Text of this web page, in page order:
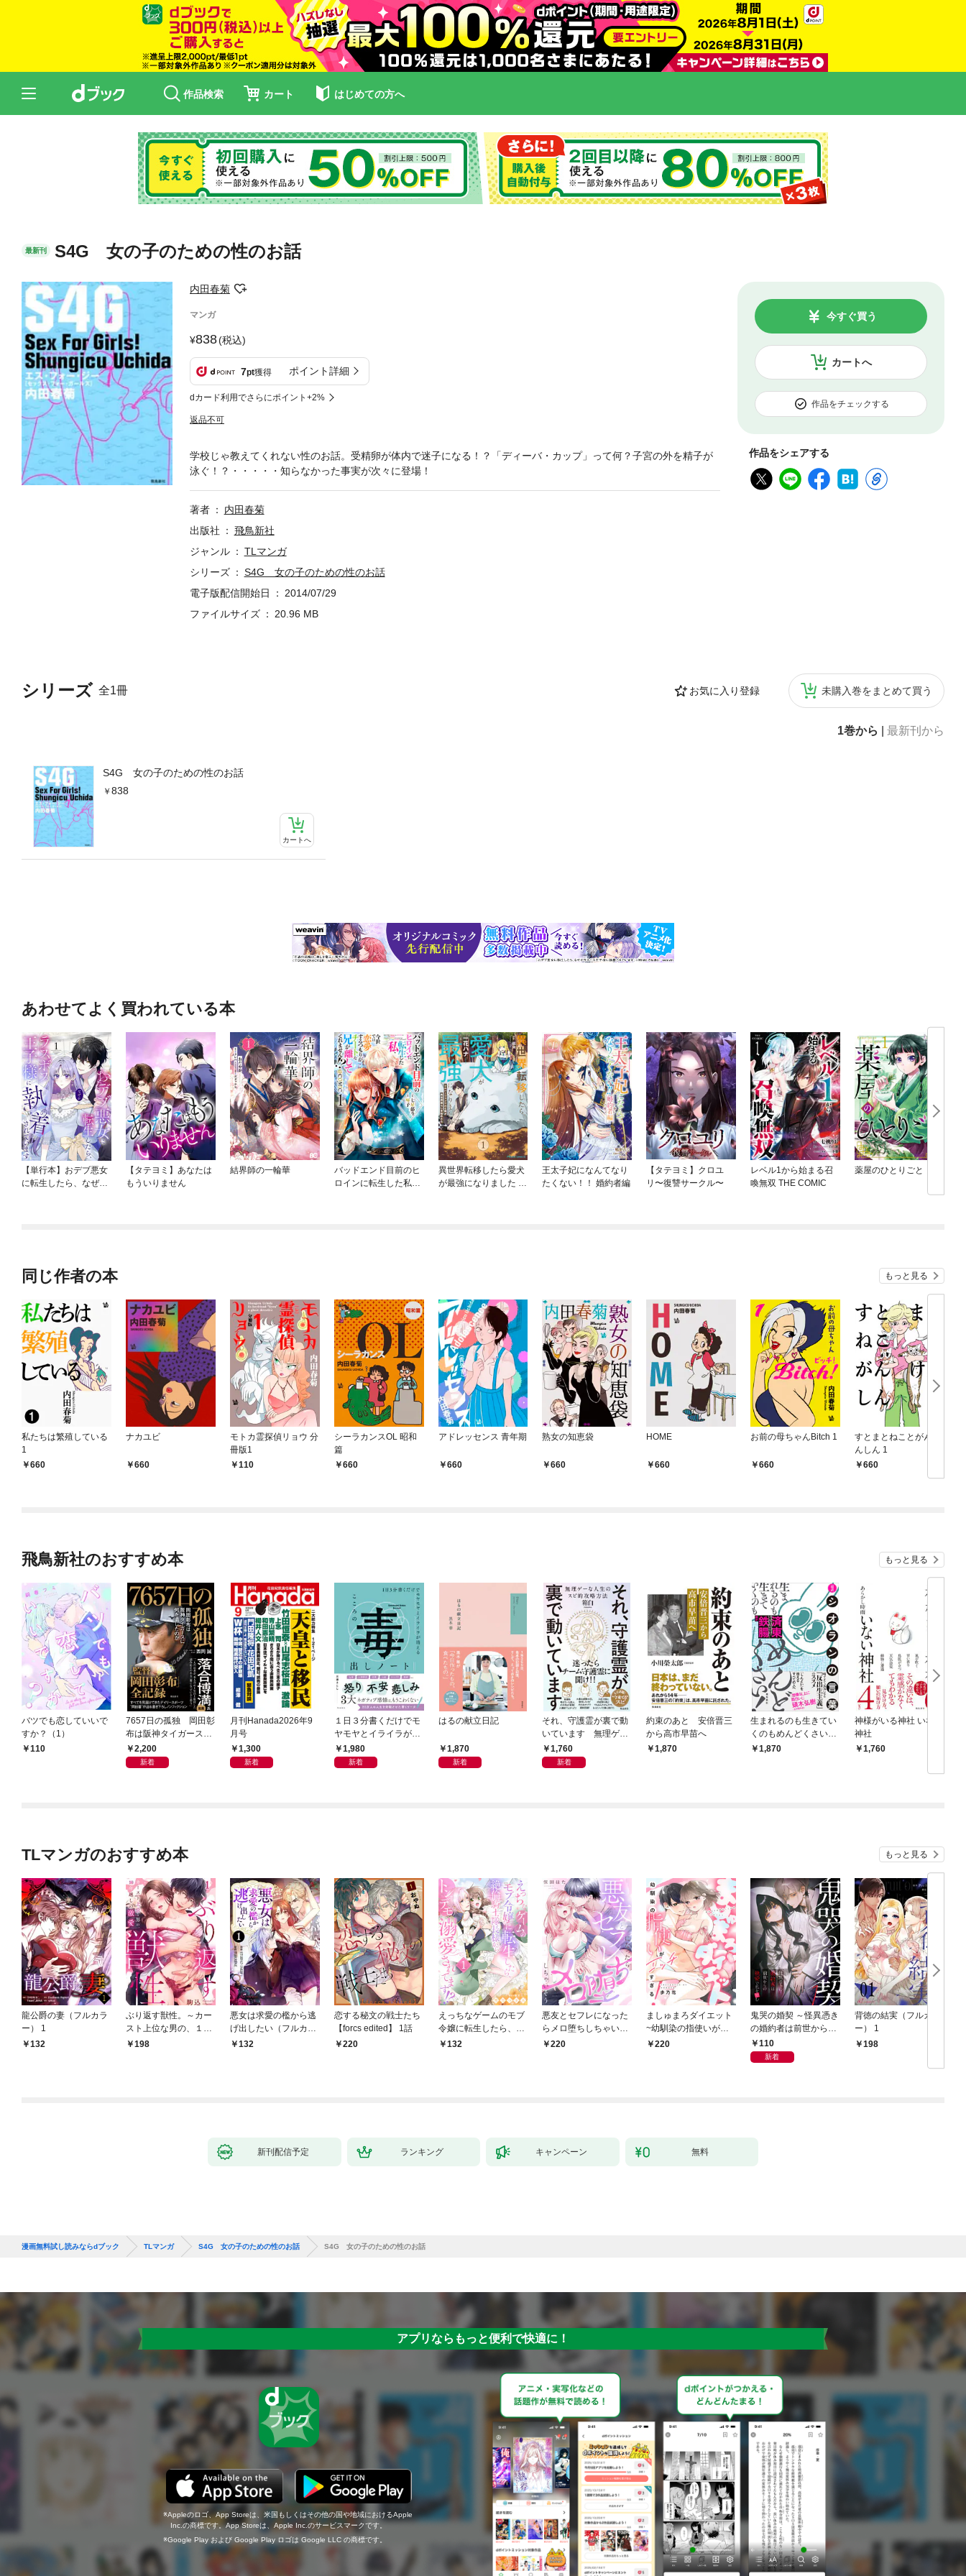
作品検索 カート はじめての方へ
最新刊 S4G 女の子のための性のお話
内田春菊
マンガ
838(税込)
7pt獲得 ポイント詳細
dカード利用でさらにポイント+2%
返品不可
カートへ
今すぐ買う
作品をチェックする
作品をシェアする
シリーズ 全1冊 お気に入り登録 未購入巻をまとめて買う
1巻から 最新刊から
S4G 女の子のための性のお話
838
カートへ
学校じゃ教えてくれない性のお話。受精卵が体内で迷子になる！？「ディーバ・カップ」って何？子宮の外を精子が
泳ぐ！？・・・・・知らなかった事実が次々に登場！
著者
内田春菊
出版社
飛鳥新社
ジャンル
TLマンガ
シリーズ
S4G 女の子のための性のお話
電子版配信開始日
2014/07/29
ファイルサイズ
20.96 MB
あわせてよく買われている本
【単行本】おデブ悪女
に転生したら、なぜか
【タテヨミ】あなたは
もういりません
結界師の一輪華
バッドエンド目前のヒ
ロインに転生した私、
異世界転移したら愛犬
が最強になりました ～
王太子妃になんてなり
たくない！！ 婚約者編
【タテヨミ】クロユ
リ〜復讐サークル〜
レベル1から始まる召
喚無双 THE COMIC
薬屋のひとりごと
同じ作者の本 もっと見る
私たちは繁殖している
1
660
ナカユビ
660
モトカ霊探偵リョウ 分
冊版1
110
シーラカンスOL 昭和
篇
660
アドレッセンス 青年期
660
熟女の知恵袋
660
HOME
660
お前の母ちゃんBitch 1
660
すとまとねことがんけ
んしん 1
660
飛鳥新社のおすすめ本 もっと見る
バツでも恋していいで
すか？（1）
110
7657日の孤独 岡田彰
布は阪神タイガースに
何を遺したのか
2,200
新着
月刊Hanada2026年9
月号
1,300
新着
１日３分書くだけでモ
ヤモヤとイライラが消
える こころの毒出し
ノート
1,980
新着
はるの献立日記
1,870
新着
それ、守護霊が裏で動
いています 無理ゲー
な人生のスピ的攻略方
法
1,760
新着
約束のあと 安倍晋三
から高市早苗へ
1,870
生まれるのも生きてい
くのもめんどくさい！
超訳シオランの言葉
1,870
神様がいる神社 いない
神社
1,760
TLマンガのおすすめ本 もっと見る
龍公爵の妻（フルカラ
ー） 1
132
ぶり返す獣性。～カー
スト上位な男の、１０
年越しの激愛１
198
悪女は求愛の檻から逃
げ出したい（フルカラ
ー） 1
132
恋する秘文の戦士たち
【forcs edited】 1話
220
えっちなゲームのモブ
令嬢に転生したら、絶
倫騎士隊長様からトン
132
悪友とセフレになった
らメロ堕ちしちゃいそ
う(1)
220
ましゅまろダイエット
~幼馴染の指使いがエ
ッチすぎる！~(1)
220
鬼哭の婚契 ～怪異憑き
の婚約者は前世からの
執愛で私を蝕む～
（1）
110
新着
背徳の結実（フルカラ
ー） 1
198
新刊配信予定 ランキング キャンペーン 無料
漫画無料試し読みならdブック TLマンガ S4G 女の子のための性のお話 S4G 女の子のための性のお話
アプリならもっと便利で快適に！
Appleのロゴ、App Storeは、米国もしくはその他の国や地域におけるApple
Inc.の商標です。App Storeは、Apple Inc.のサービスマークです。
Google Play および Google Play ロゴは Google LLC の商標です。